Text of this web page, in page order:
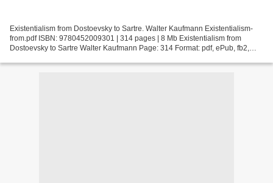
Existentialism from Dostoevsky to Sartre. Walter Kaufmann Existentialism-
from.pdf ISBN: 9780452009301 | 314 pages | 8 Mb Existentialism from
Dostoevsky to Sartre Walter Kaufmann Page: 314 Format: pdf, ePub, fb2,